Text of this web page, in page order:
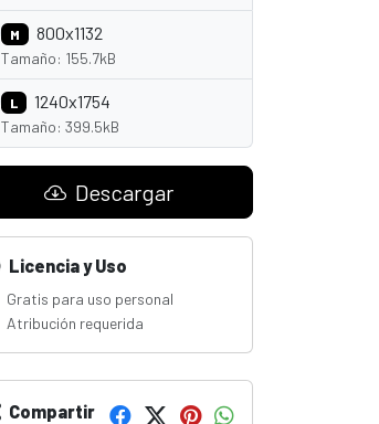
M 800x1132
Tamaño: 155.7kB
L 1240x1754
Tamaño: 399.5kB
Descargar
Licencia y Uso
Gratis para uso personal
Atribución requerida
Compartir